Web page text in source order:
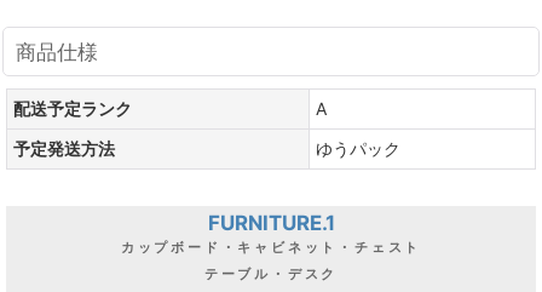
商品仕様
配送予定ランク
A
予定発送方法
ゆうパック
FURNITURE.1
カップボード・キャビネット・チェスト
テーブル・デスク